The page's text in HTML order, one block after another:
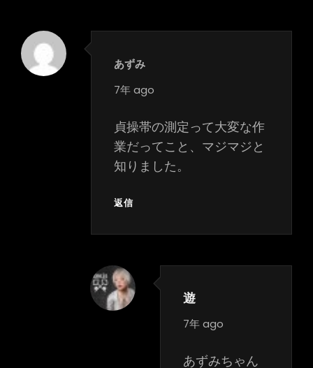
あずみ
says:
7年 ago
貞操帯の測定って大変な作
業だってこと、マジマジと
知りました。
返信
遊
says:
7年 ago
あずみちゃん